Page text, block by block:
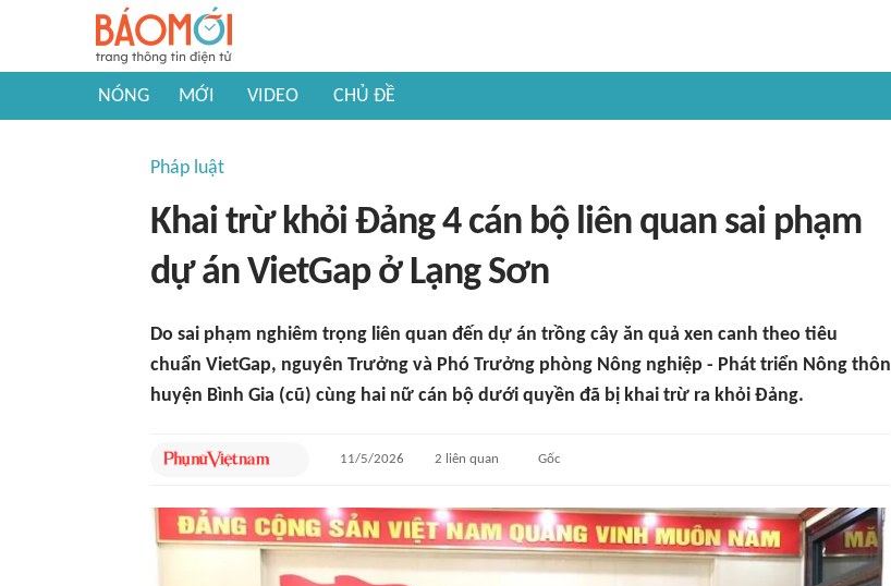
NÓNG MỚI VIDEO CHỦ ĐỀ
Pháp luật
Khai trừ khỏi Đảng 4 cán bộ liên quan sai phạm
dự án VietGap ở Lạng Sơn
Do sai phạm nghiêm trọng liên quan đến dự án trồng cây ăn quả xen canh theo tiêu
chuẩn VietGap, nguyên Trưởng và Phó Trưởng phòng Nông nghiệp - Phát triển Nông thôn
huyện Bình Gia (cũ) cùng hai nữ cán bộ dưới quyền đã bị khai trừ ra khỏi Đảng.
11/5/2026 2 liên quan Gốc